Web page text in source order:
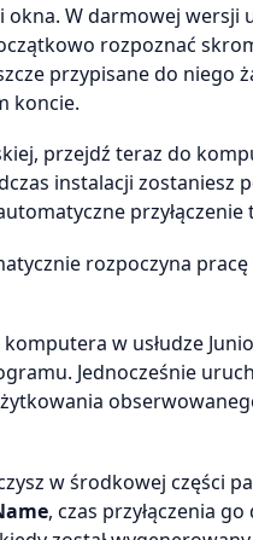
W darmowej wersji
rozpoznać
przypisane do
koncie.
przejdź teraz do
instalacji
rozpoczyna
w usłudze
Jednocześnie
w środkowej części
, czas przyłączenia go